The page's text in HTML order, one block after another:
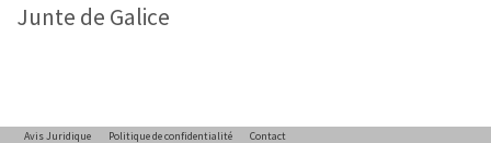
Junte de Galice
Avis Juridique Politique de confidentialité Contact